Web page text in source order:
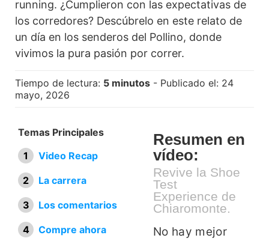
running. ¿Cumplieron con las expectativas de
los corredores? Descúbrelo en este relato de
un día en los senderos del Pollino, donde
vivimos la pura pasión por correr.
Tiempo de lectura: 5 minutos - Publicado el: 24
mayo, 2026
Temas Principales
Video Recap
La carrera
Los comentarios
Compre ahora
Resumen en
vídeo:
Revive la Shoe
Test
Experience de
Chiaromonte.
No hay mejor